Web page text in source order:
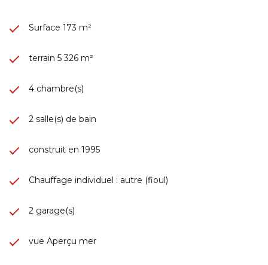
Surface 173 m²
terrain 5 326 m²
4 chambre(s)
2 salle(s) de bain
construit en 1995
Chauffage individuel : autre (fioul)
2 garage(s)
vue Aperçu mer